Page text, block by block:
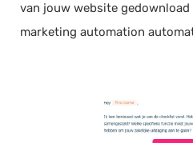
van jouw website
marketing automation